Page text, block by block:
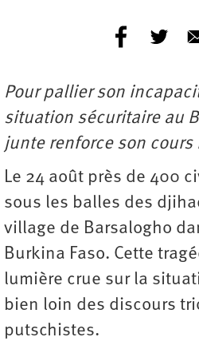
Pour pallier son
situation sécuritaire au
junte renforce son cours
Le 24 août près de 400
sous les balles des
village de Barsalogho
Burkina Faso. Cette
lumière crue sur la
bien loin des discours
putschistes.